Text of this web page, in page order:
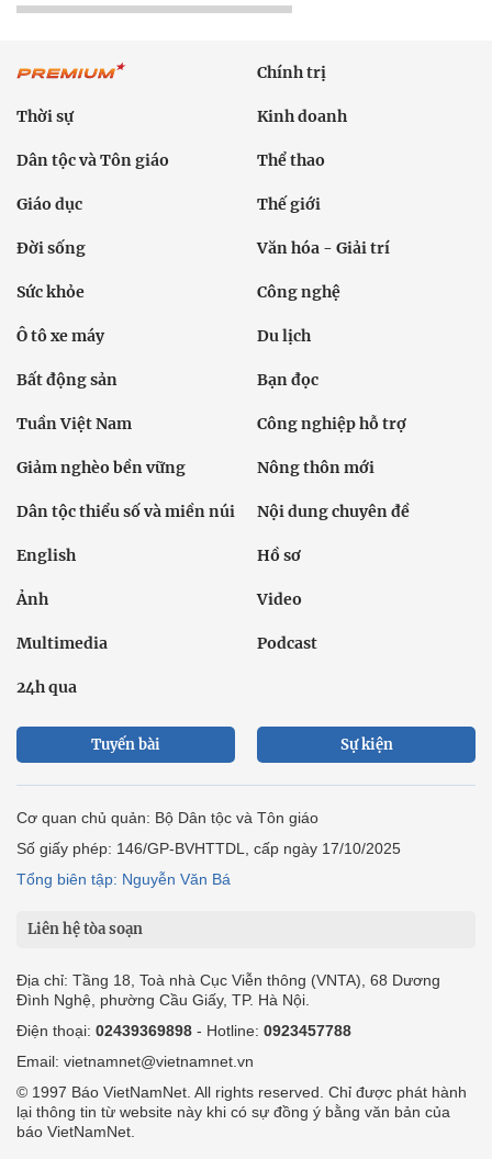
Chính trị
Thời sự Kinh doanh
Dân tộc và Tôn giáo Thể thao
Giáo dục Thế giới
Đời sống Văn hóa - Giải trí
Sức khỏe Công nghệ
Ô tô xe máy Du lịch
Bất động sản Bạn đọc
Tuần Việt Nam Công nghiệp hỗ trợ
Giảm nghèo bền vững Nông thôn mới
Dân tộc thiểu số và miền núi Nội dung chuyên đề
English Hồ sơ
Ảnh Video
Multimedia Podcast
24h qua
Tuyến bài Sự kiện
Cơ quan chủ quản: Bộ Dân tộc và Tôn giáo
Số giấy phép: 146/GP-BVHTTDL, cấp ngày 17/10/2025
Tổng biên tập: Nguyễn Văn Bá
Liên hệ tòa soạn
Địa chỉ: Tầng 18, Toà nhà Cục Viễn thông (VNTA), 68 Dương
Đình Nghệ, phường Cầu Giấy, TP. Hà Nội.
Điện thoại: 02439369898 - Hotline: 0923457788
Email: vietnamnet@vietnamnet.vn
© 1997 Báo VietNamNet. All rights reserved. Chỉ được phát hành
lại thông tin từ website này khi có sự đồng ý bằng văn bản của
báo VietNamNet.